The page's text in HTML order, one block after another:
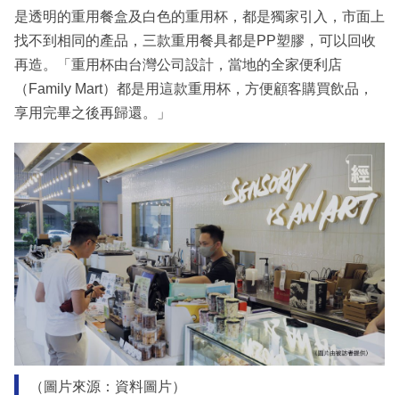
是透明的重用餐盒及白色的重用杯，都是獨家引入，市面上
找不到相同的產品，三款重用餐具都是PP塑膠，可以回收
再造。「重用杯由台灣公司設計，當地的全家便利店
（Family Mart）都是用這款重用杯，方便顧客購買飲品，
享用完畢之後再歸還。」
（圖片來源：資料圖片）